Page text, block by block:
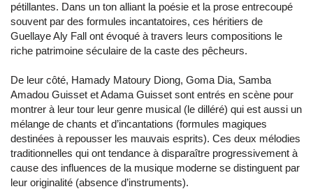
pétillantes. Dans un ton alliant la poésie et la prose entrecoupé
souvent par des formules incantatoires, ces héritiers de
Guellaye Aly Fall ont évoqué à travers leurs compositions le
riche patrimoine séculaire de la caste des pêcheurs.
De leur côté, Hamady Matoury Diong, Goma Dia, Samba
Amadou Guisset et Adama Guisset sont entrés en scène pour
montrer à leur tour leur genre musical (le dilléré) qui est aussi un
mélange de chants et d’incantations (formules magiques
destinées à repousser les mauvais esprits). Ces deux mélodies
traditionnelles qui ont tendance à disparaître progressivement à
cause des influences de la musique moderne se distinguent par
leur originalité (absence d’instruments).